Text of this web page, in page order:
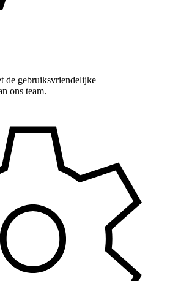
de gebruiksvriendelijke
ons team.